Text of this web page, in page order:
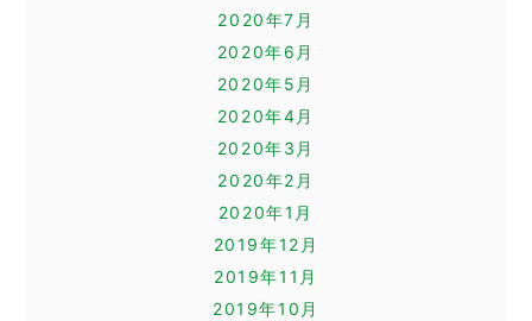
2020年7月
2020年6月
2020年5月
2020年4月
2020年3月
2020年2月
2020年1月
2019年12月
2019年11月
2019年10月